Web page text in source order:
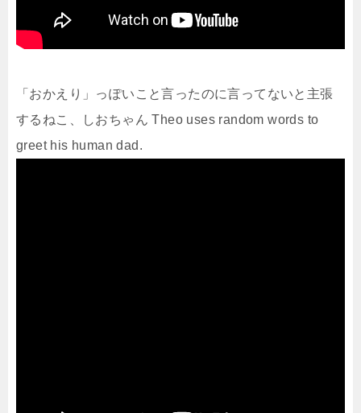
「おかえり」っぽいこと言ったのに言ってないと主張
するねこ、しおちゃん Theo uses random words to
greet his human dad.